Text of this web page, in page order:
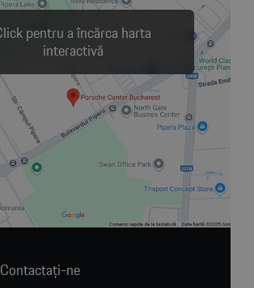
pentru a încărca harta
interactivă
Contactaţi-ne